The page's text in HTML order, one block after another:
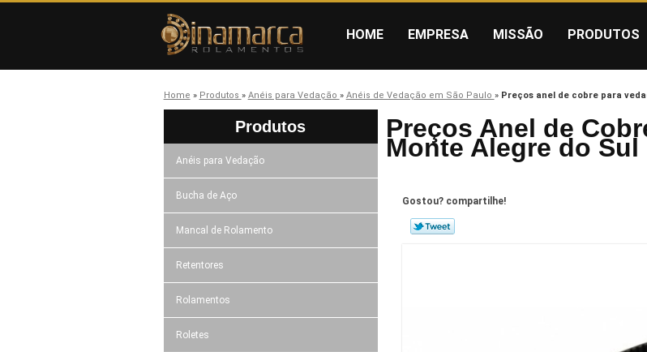
HOME EMPRESA MISSÃO PRODUTOS
Home » Produtos » Anéis para Vedação » Anéis de Vedação em São Paulo » Preços anel de cobre para
Produtos
Anéis para Vedação
Bucha de Aço
Mancal de Rolamento
Retentores
Rolamentos
Roletes
Preços Anel de
Monte Alegre do Sul
Gostou? compartilhe!